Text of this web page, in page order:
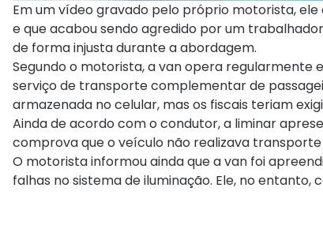
Em um vídeo gravado pelo próprio motorista,
e que acabou sendo agredido por um
de forma injusta durante a abordagem.
Segundo o motorista, a van opera regularmente
serviço de transporte complementar de
armazenada no celular, mas os fiscais teriam
Ainda de acordo com o condutor, a liminar
comprova que o veículo não realizava
O motorista informou ainda que a van foi
falhas no sistema de iluminação. Ele, no